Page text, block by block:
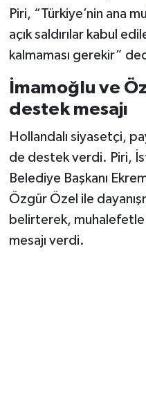
Piri, “Türkiye’nin ana
açık saldırılar kabul
kalmaması gerekir”
İmamoğlu ve
destek mesajı
Hollandalı siyasetçi,
de destek verdi. Piri,
Belediye Başkanı
Özgür Özel ile
belirterek, muhalefetle
mesajı verdi.